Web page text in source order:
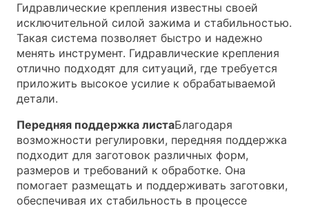
Гидравлические крепления известны своей
исключительной силой зажима и стабильностью.
Такая система позволяет быстро и надежно
менять инструмент. Гидравлические крепления
отлично подходят для ситуаций, где требуется
приложить высокое усилие к обрабатываемой
детали.
Передняя поддержка листаБлагодаря
возможности регулировки, передняя поддержка
подходит для заготовок различных форм,
размеров и требований к обработке. Она
помогает размещать и поддерживать заготовки,
обеспечивая их стабильность в процессе